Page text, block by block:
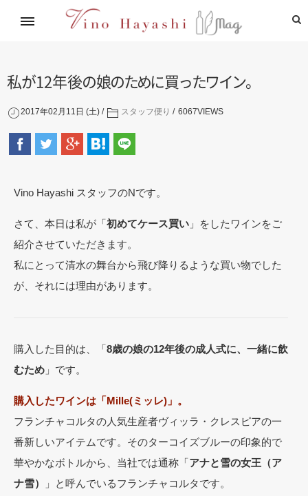
林基就イタリア紀行
レシピ
私が12年後の娘のために買ったワイン。
2017年02月11日 (土) スタッフ便り 6067VIEWS
Vino Hayashi スタッフのNです。
さて、本日は私が「初めてケース買い 」をしたワインをご
紹介させていただきます。
私にとって清水の舞台から飛び降りるような買い物でした
が、それには理由があります。
購入した目的は、「8歳の娘の12年後の成人式に、一緒に飲
むため 」です。
購入したワインは「Mille(ミッレ)」。
フランチャコルタの人気生産者ヴィッラ・クレスピアの一
番新しいアイテムです。そのターコイズブルーの印象的で
華やかなボトルから、当社では通称「アナと雪の女王（ア
ナ雪）
」と呼んでいるフランチャコルタです。